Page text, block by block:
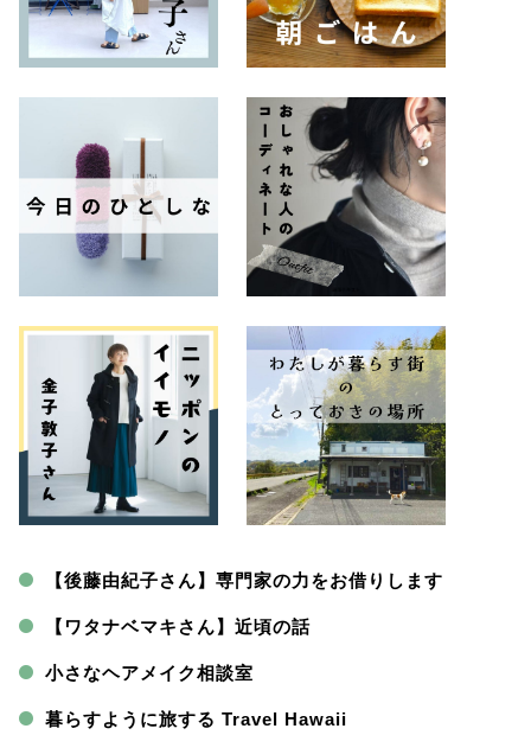
【後藤由紀子さん】専門家の力をお借りします
【ワタナベマキさん】近頃の話
小さなヘアメイク相談室
暮らすように旅する Travel Hawaii